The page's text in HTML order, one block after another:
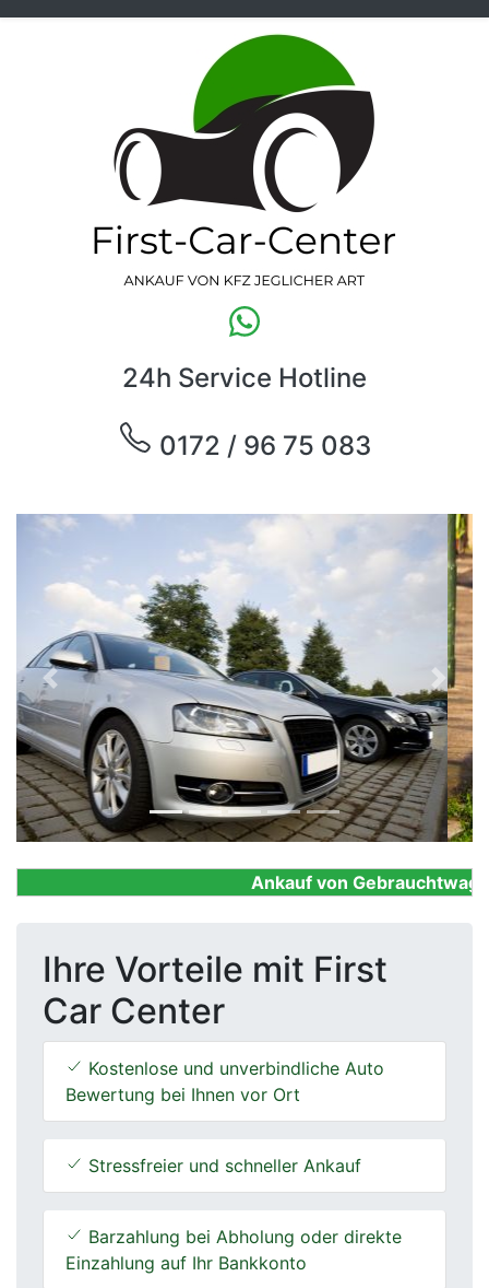
24h Service Hotline
0172 / 96 75 083
Previous Next
Ankauf von
Ihre Vorteile mit First
Car Center
Kostenlose und unverbindliche Auto
Bewertung bei Ihnen vor Ort
Stressfreier und schneller Ankauf
Barzahlung bei Abholung oder direkte
Einzahlung auf Ihr Bankkonto